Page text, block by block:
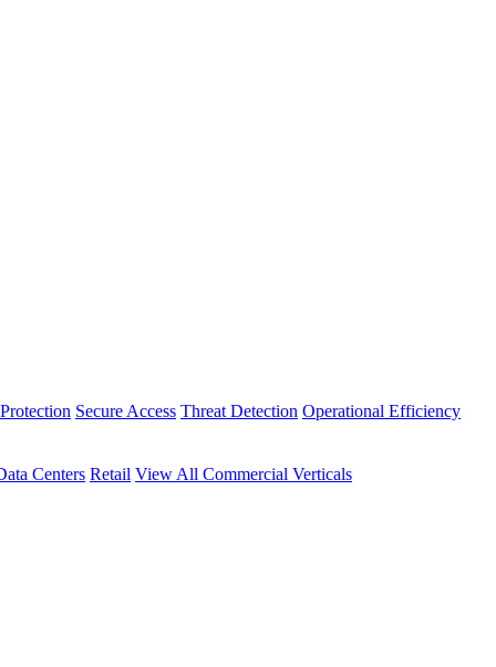
Secure Access Threat Detection Operational Efficiency
Centers Retail View All Commercial Verticals